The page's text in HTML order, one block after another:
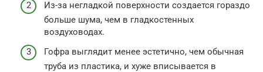
Из-за негладкой поверхности создается гораздо
больше шума, чем в гладкостенных
воздуховодах.
Гофра выглядит менее эстетично, чем обычная
труба из пластика, и хуже вписывается в